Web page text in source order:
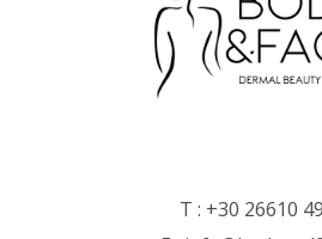
T : +30 26610